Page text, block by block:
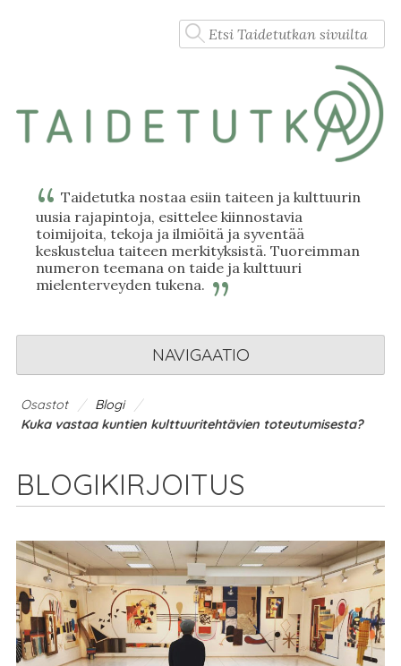
Taidetutka nostaa esiin taiteen ja kulttuurin
uusia rajapintoja, esittelee kiinnostavia
toimijoita, tekoja ja ilmiöitä ja syventää
keskustelua taiteen merkityksistä. Tuoreimman
numeron teemana on taide ja kulttuuri
mielenterveyden tukena.
NAVIGAATIO
Osastot / Blogi /
Kuka vastaa kuntien kulttuuritehtävien toteutumisesta?
BLOGIKIRJOITUS